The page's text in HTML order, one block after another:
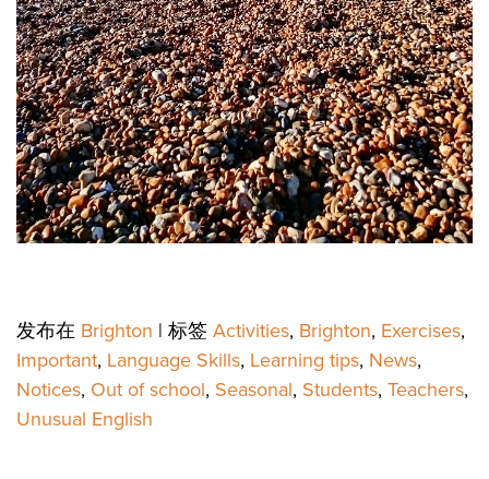
发布在 Brighton | 标签 Activities, Brighton, Exercises,
Important, Language Skills, Learning tips, News,
Notices, Out of school, Seasonal, Students, Teachers,
Unusual English